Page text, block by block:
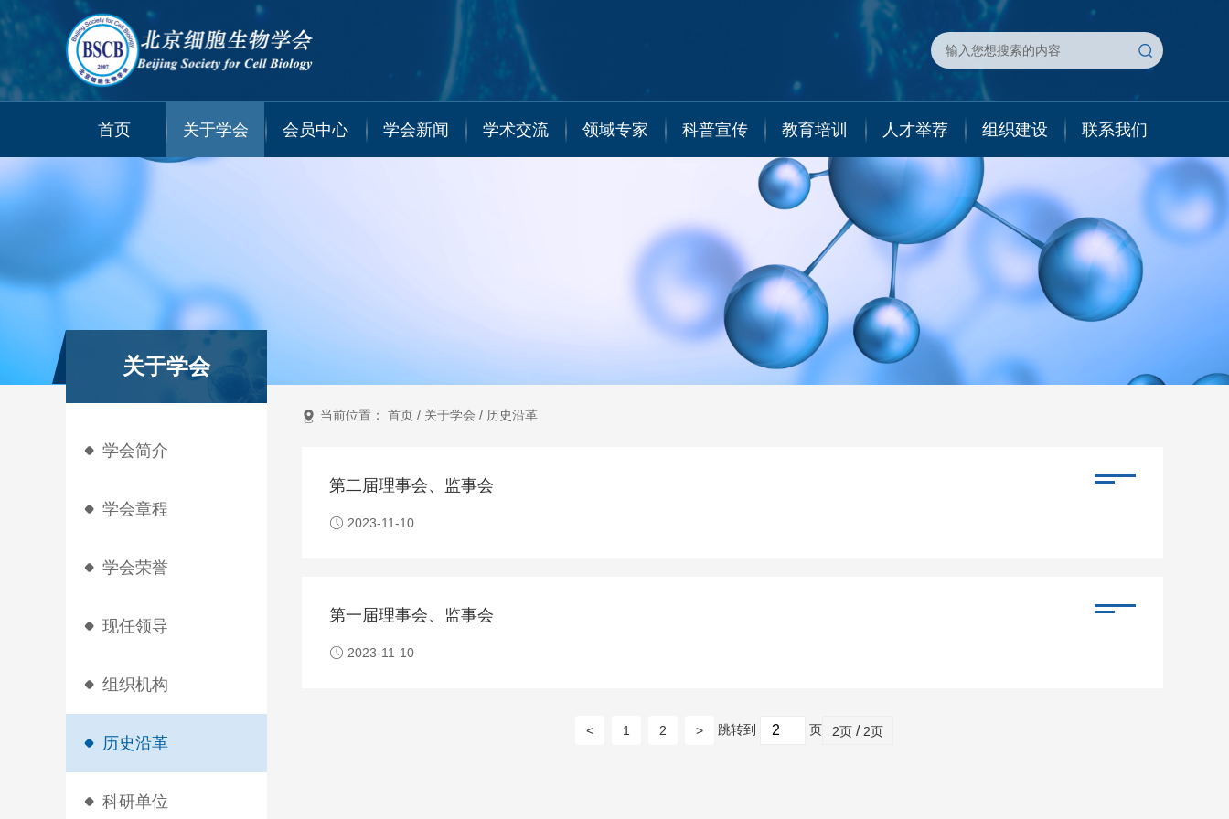
首页 关于学会 会员中心 学会新闻 学术交流 领域专家 科普宣传 教育培训 人才举荐 组织建设 联系我们
关于学会
学会简介
学会章程
学会荣誉
现任领导
组织机构
历史沿革
科研单位
当前位置： 首页 / 关于学会 / 历史沿革
第二届理事会、监事会
2023-11-10
第一届理事会、监事会
2023-11-10
< 1 2 > 跳转到 页 2页 / 2页